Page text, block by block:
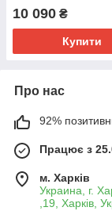
10 090 ₴
Купити
Про нас
92%
Працює з
м. Харків
Украина, г.
,19, Харків,